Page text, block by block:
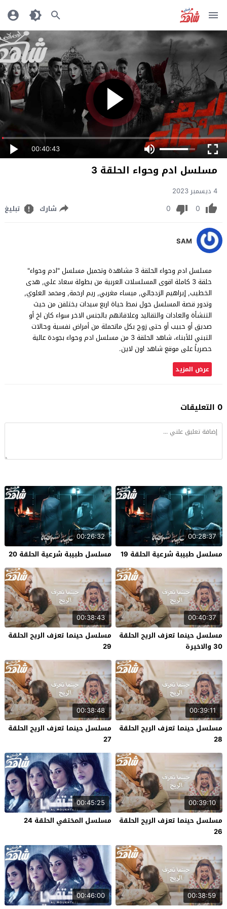
00:40:43
مسلسل ادم وحواء الحلقة 3
4 ديسمبر 2023
0
0 شارك تبليغ
SAM
مسلسل ادم وحواء الحلقة 3 مشاهدة وتحميل مسلسل "ادم وحواء"
حلقة 3 كاملة اقوى المسلسلات العربية من بطولة سعاد علي, هدى
الخطيب, إبراهيم الزدجالي, ميساء مغربي, ريم ارحمة, ومحمد العلوي,
وتدور قصة المسلسل حول نمط حياة اربع سيدات يختلفن من حيث
التنشأة والعادات والتقاليد وعلاقاتهم بالجنس الاخر سواء كان اخ أو
صديق أو حبيب أو حتى زوج بكل ماتحملة من أمراض نفسية وحالات
التبني للأبناء، شاهد الحلقة 3 من مسلسل ادم وحواء بجودة عالية
حصرياً على موقع شاهد اون لاين.
عرض المزيد
0 التعليقات
00:28:37
مسلسل طبيبة شرعية الحلقة 19
00:26:32
مسلسل طبيبة شرعية الحلقة 20
00:40:37
مسلسل حينما تعزف الريح الحلقة
30 والاخيرة
00:38:43
مسلسل حينما تعزف الريح الحلقة
29
00:39:11
مسلسل حينما تعزف الريح الحلقة
28
00:38:48
مسلسل حينما تعزف الريح الحلقة
27
00:39:10
مسلسل حينما تعزف الريح الحلقة
26
00:45:25
مسلسل المختفي الحلقة 24
00:38:59
00:46:00